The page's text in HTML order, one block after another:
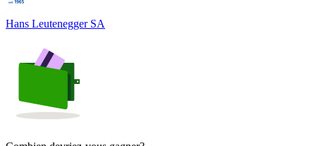
Hans Leutenegger SA